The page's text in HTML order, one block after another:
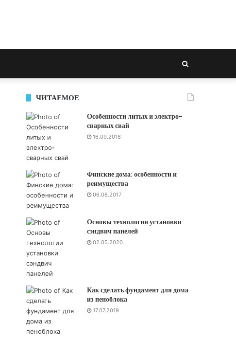
for
ЧИТАЕМОЕ
Особенности литых и электро-
сварных свай
16.09.2018
Финские дома: особенности и
реимущества
06.08.2017
Основы технологии установки
сэндвич панелей
02.05.2020
Как сделать фундамент для дома
из пеноблока
17.07.2019